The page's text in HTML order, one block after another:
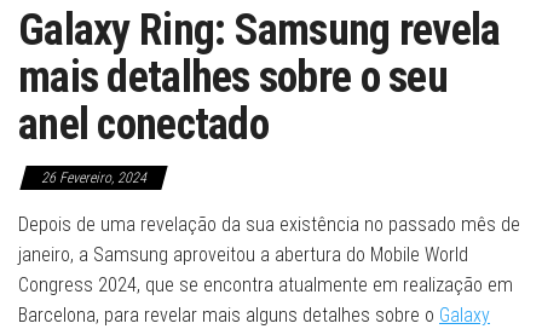
Galaxy Ring: Samsung revela
mais detalhes sobre o seu
anel conectado
26 Fevereiro, 2024
Depois de uma revelação da sua existência no passado mês de
janeiro, a Samsung aproveitou a abertura do Mobile World
Congress 2024, que se encontra atualmente em realização em
Barcelona, para revelar mais alguns detalhes sobre o Galaxy